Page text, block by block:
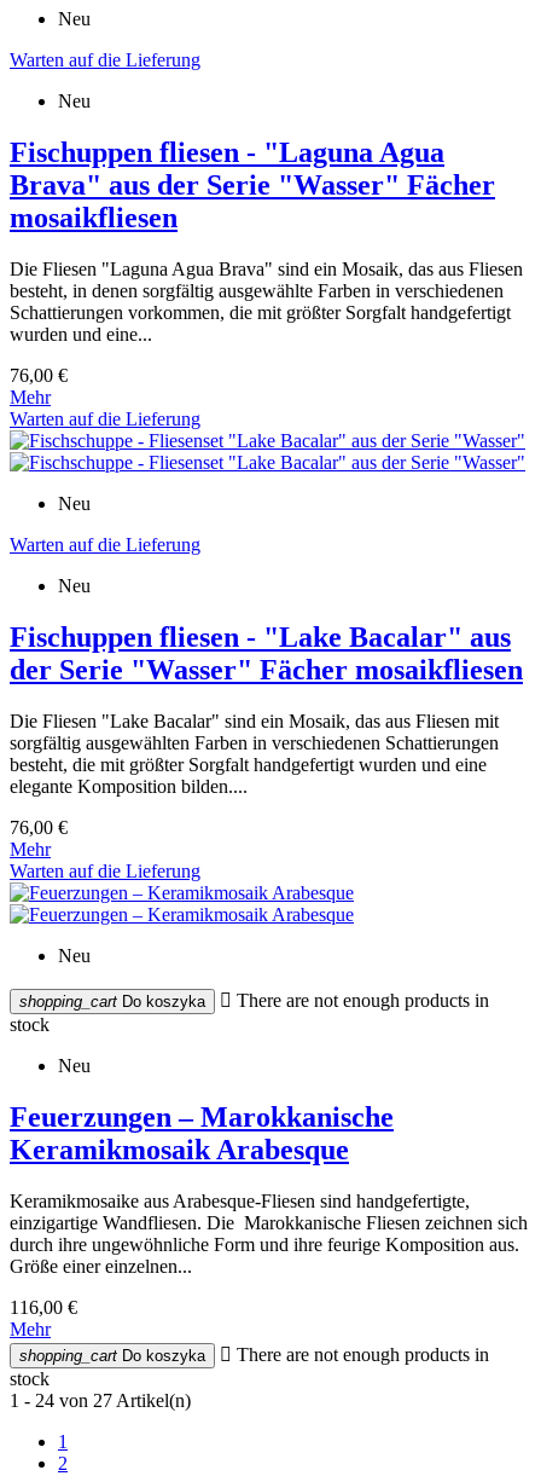
Neu
Warten auf die Lieferung
Neu
Fischuppen fliesen - "Laguna Agua
Brava" aus der Serie "Wasser" Fächer
mosaikfliesen
Die Fliesen "Laguna Agua Brava" sind ein Mosaik, das aus Fliesen
besteht, in denen sorgfältig ausgewählte Farben in verschiedenen
Schattierungen vorkommen, die mit größter Sorgfalt handgefertigt
wurden und eine...
76,00 €
Mehr
Warten auf die Lieferung
Neu
Warten auf die Lieferung
Neu
Fischuppen fliesen - "Lake Bacalar" aus
der Serie "Wasser" Fächer mosaikfliesen
Die Fliesen "Lake Bacalar" sind ein Mosaik, das aus Fliesen mit
sorgfältig ausgewählten Farben in verschiedenen Schattierungen
besteht, die mit größter Sorgfalt handgefertigt wurden und eine
elegante Komposition bilden....
76,00 €
Mehr
Warten auf die Lieferung
Neu
shopping_cart Do koszyka  There are not enough products in
stock
Neu
Feuerzungen – Marokkanische
Keramikmosaik Arabesque
Keramikmosaike aus Arabesque-Fliesen sind handgefertigte,
einzigartige Wandfliesen. Die Marokkanische Fliesen zeichnen sich
durch ihre ungewöhnliche Form und ihre feurige Komposition aus.
Größe einer einzelnen...
116,00 €
Mehr
shopping_cart Do koszyka  There are not enough products in
stock
1 - 24 von 27 Artikel(n)
1
2